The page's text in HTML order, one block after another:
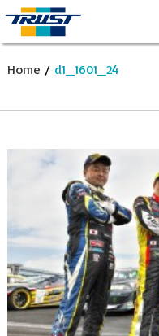
Home / d1_1601_24